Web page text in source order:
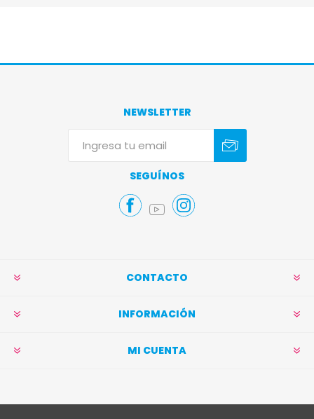
NEWSLETTER
SEGUÍNOS
CONTACTO
INFORMACIÓN
MI CUENTA